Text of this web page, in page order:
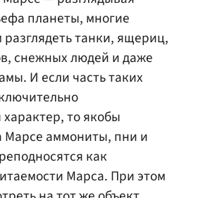
планеты, многие
танки, ящериц,
снежных людей и даже
. И если часть таких
то якобы
аммониты, пни и
как
Марса. При этом